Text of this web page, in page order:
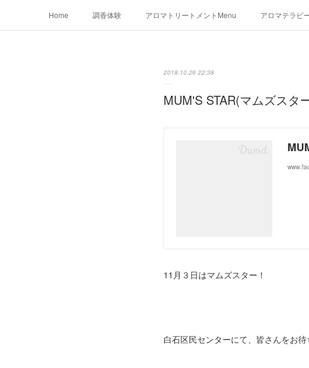
Home 調香体験 アロマトリートメントMenu アロマテラピ
2018.10.26 22:38
MUM'S STAR(マムズスタ
11月３日はマムズスター！
白石区民センターにて、皆さんをお